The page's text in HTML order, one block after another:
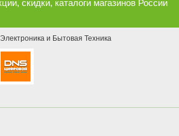
скидки, каталоги магазинов России
Электроника и Бытовая Техника